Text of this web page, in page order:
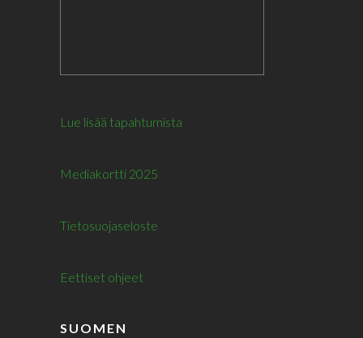
Lue lisää tapahtumista
Mediakortti 2025
Tietosuojaseloste
Eettiset ohjeet
SUOMEN